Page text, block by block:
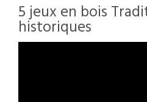
5 jeux en bois
historiques